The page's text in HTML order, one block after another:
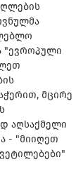
"ევროპული
მცირე
აღსაქმელი
- "მიიღეთ